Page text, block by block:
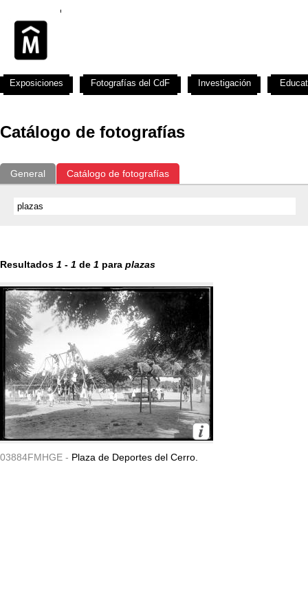
Catálogo de fotografías
General Catálogo de fotografías
Resultados 1 - 1 de 1 para plazas
03884FMHGE - Plaza de Deportes del Cerro.
Exposiciones Fotografías del CdF Investigación